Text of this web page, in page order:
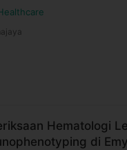
Hematologi
di